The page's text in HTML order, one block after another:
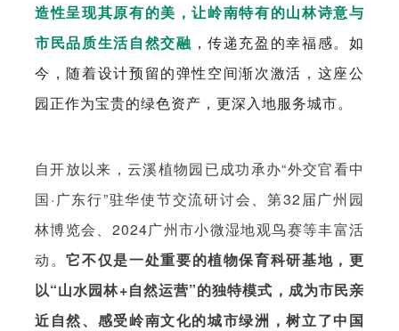
造性呈现其原有的美，让岭南特有的山林诗意与
市民品质生活自然交融 ，传递充盈的幸福感。如
今，随着设计预留的弹性空间渐次激活，这座公
园正作为宝贵的绿色资产，更深入地服务城市。
自开放以来，云溪植物园已成功承办“外交官看中
国·广东行”驻华使节交流研讨会、第32届广州园
林博览会、2024广州市小微湿地观鸟赛等丰富活
动。它不仅是一处重要的植物保育科研基地，更
以“山水园林+自然运营”的独特模式，成为市民亲
近自然、感受岭南文化的城市绿洲，树立了中国